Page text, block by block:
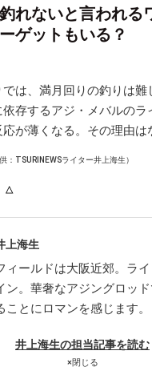
れないと言われ
ゲットもいる？
は、満月回りの釣りは難
存するアジ・メバルのラ
が薄くなる。その理由は
：TSURINEWSライター井上海生）
上海生
ィールドは大阪近郊。ラ
ン。華奢なアジングロッ
ことにロマンを感じます。
井上海生の担当記事を読む
×閉じる